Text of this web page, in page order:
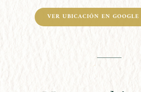
VER UBICACIÓN EN GOOGLE